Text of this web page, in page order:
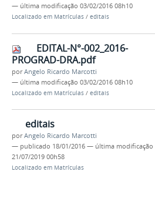
— última modificação 03/02/2016 08h10
Localizado em Matrículas / editais
EDITAL-N°-002_2016-
PROGRAD-DRA.pdf
porAngelo Ricardo Marcotti
— última modificação 03/02/2016 08h10
Localizado em Matrículas / editais
editais
porAngelo Ricardo Marcotti
— publicado 18/01/2016 — última modificação
21/07/2019 00h58
Localizado em Matrículas